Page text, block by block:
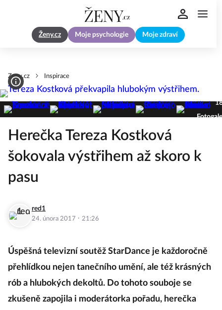
Ženy.cz Moje psychologie Moje zdraví
Zeny.cz Inspirace
Herečka Tereza Kostková
šokovala výstřihem až skoro k
pasu
red1
24. února 2017 · 21:26
Úspěšná televizní soutěž StarDance je každoročně
přehlídkou nejen tanečního umění, ale též krásných
rób a hlubokých dekoltů. Do tohoto souboje se
zkušeně zapojila i moderátorka pořadu, herečka